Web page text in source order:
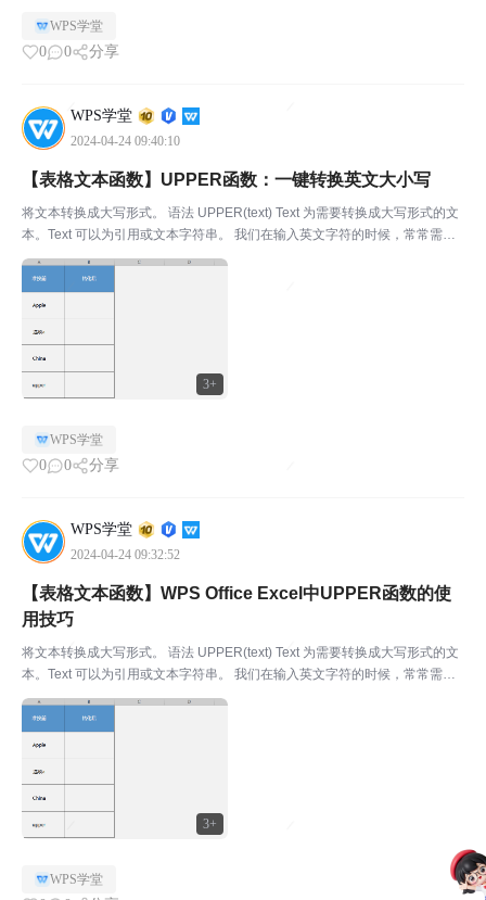
WPS学堂
0 0 分享
WPS学堂
2024-04-24 09:40:10
3+
【表格文本函数】UPPER函数：一键转换英文大小写
将文本转换成大写形式。 语法 UPPER(text) Text 为需要转换成大写形式的文
本。Text 可以为引用或文本字符串。 我们在输入英文字符的时候，常常需要
转换大小写。WPS表格中的UPPER函数，可以将单元格内的小写英文格式一
键转换成大写格式，再也...
WPS学堂
0 0 分享
WPS学堂
2024-04-24 09:32:52
3+
【表格文本函数】WPS Office Excel中UPPER函数的使
用技巧
将文本转换成大写形式。 语法 UPPER(text) Text 为需要转换成大写形式的文
本。Text 可以为引用或文本字符串。 我们在输入英文字符的时候，常常需要
转换大小写。WPS表格中的UPPER函数，可以将单元格内的小写英文格式一
键转换成大写格式，再也...
WPS学堂